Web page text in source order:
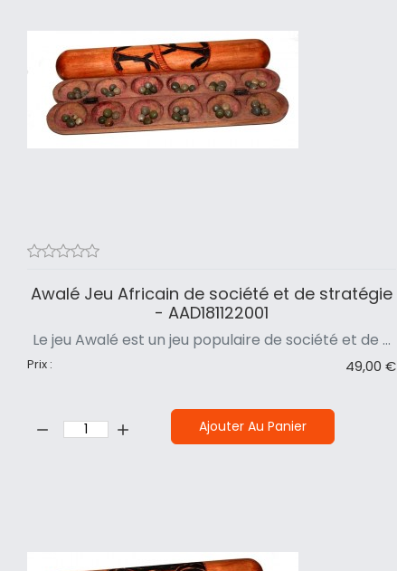
Awalé Jeu Africain de société et de stratégie
- AAD181122001
Le jeu Awalé est un jeu populaire de société et de ...
Prix : 49,00 €
Quantité: Ajouter Au Panier